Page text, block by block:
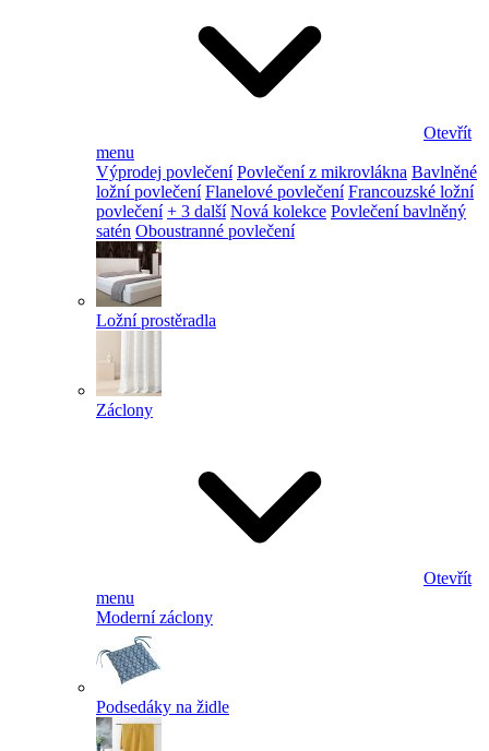
Otevřít
menu
Výprodej povlečení Povlečení z mikrovlákna Bavlněné
ložní povlečení Flanelové povlečení Francouzské ložní
povlečení + 3 další Nová kolekce Povlečení bavlněný
satén Oboustranné povlečení
Ložní prostěradla
Záclony
Otevřít
menu
Moderní záclony
Podsedáky na židle